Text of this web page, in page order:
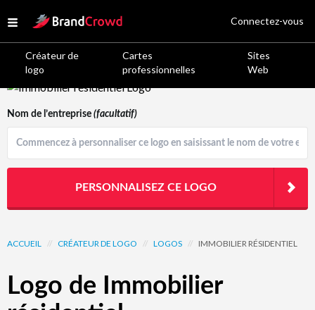
Open menu
Site Logo
Créateur de
logo
Cartes
professionnelles
Sites
Web
Connectez-vous
Logo Template Preview
ACCUEIL // CRÉATEUR DE LOGO // LOGOS // IMMOBILIER RÉSIDENTIEL
Logo de Immobilier
Nom de l’entreprise (facultatif)
PERSONNALISEZ CE LOGO